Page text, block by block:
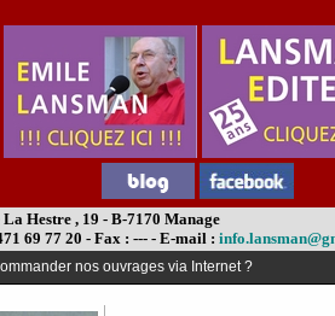
Hestre , 19 - B-7170 Manage
69 77 20 - Fax : --- - E-mail :
nos ouvrages via Internet ?